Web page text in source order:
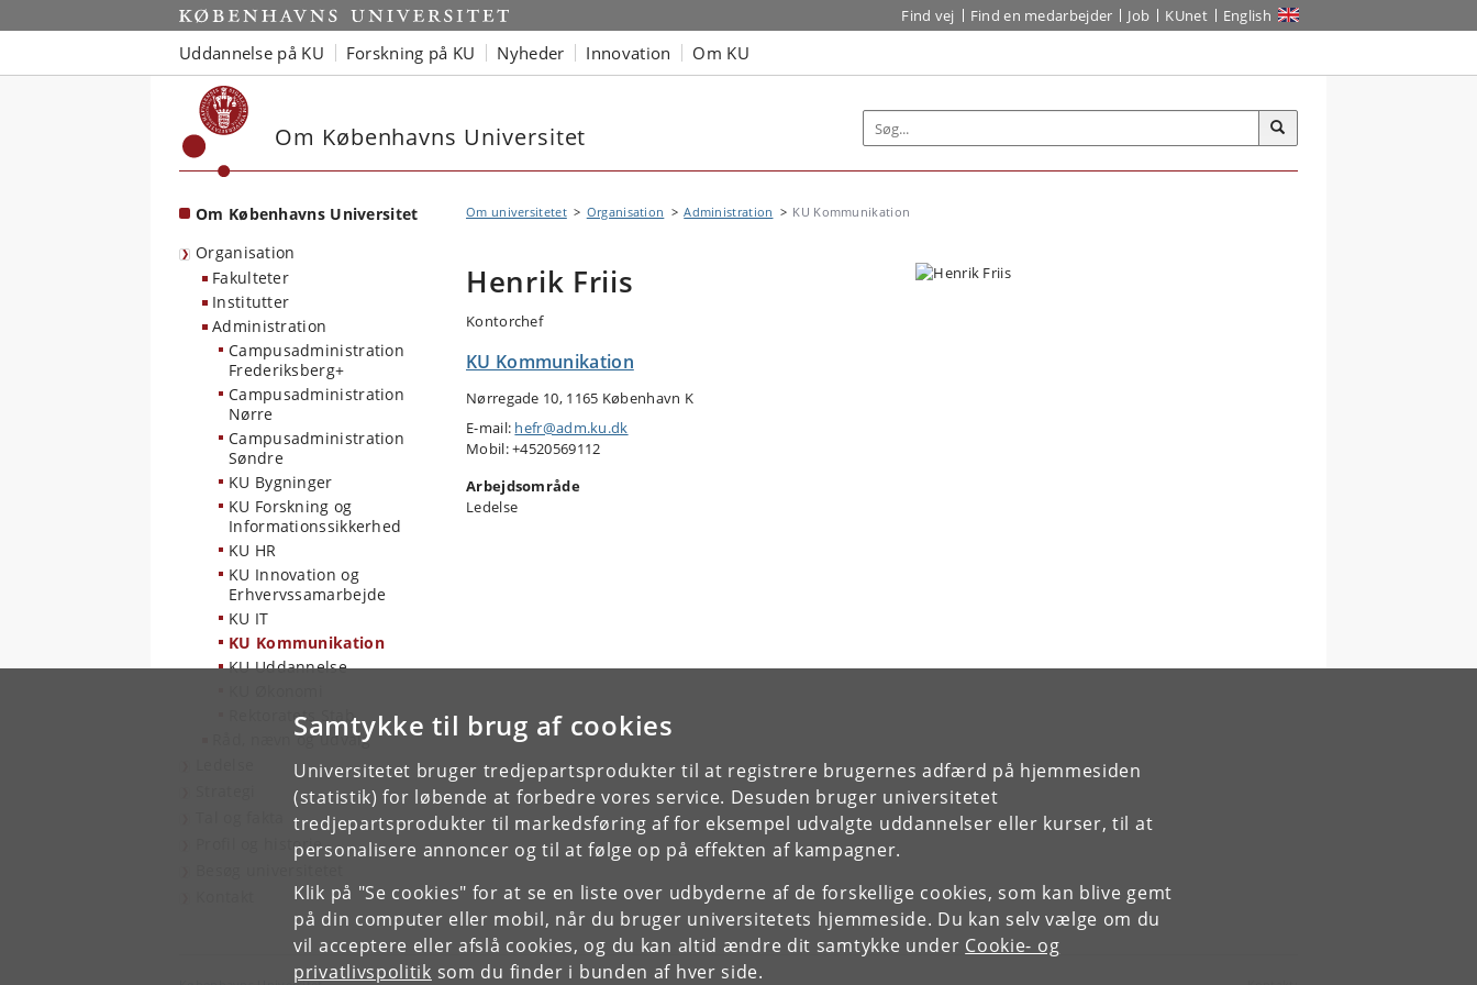
Samtykke til brug af cookies
Universitetet bruger tredjepartsprodukter til at registrere brugernes adfærd på hjemmesiden
(statistik) for løbende at forbedre vores service. Desuden bruger universitetet
tredjepartsprodukter til markedsføring af for eksempel udvalgte uddannelser eller kurser, til at
personalisere annoncer og til at følge op på effekten af kampagner.
Klik på "Se cookies" for at se en liste over udbyderne af de forskellige cookies, som kan blive gemt
på din computer eller mobil, når du bruger universitetets hjemmeside. Du kan selv vælge om du
vil acceptere eller afslå cookies, og du kan altid ændre dit samtykke under Cookie- og
privatlivspolitik som du finder i bunden af hver side.
Start Find vej Find en medarbejder Job KUnet English
Uddannelse på KU Forskning på KU Nyheder Innovation Om KU
Om Københavns Universitet
Om Københavns Universitet
Organisation
Fakulteter
Institutter
Administration
Campusadministration
Frederiksberg+
Campusadministration
Nørre
Campusadministration
Søndre
KU Bygninger
KU Forskning og
Informationssikkerhed
KU HR
KU Innovation og
Erhvervssamarbejde
KU IT
KU Kommunikation
KU Uddannelse
Rektoratets Stab
Råd, nævn og udvalg
Profil og historie
Om universitetet Organisation Administration KU Kommunikation
Henrik Friis
Kontorchef
KU Kommunikation
Nørregade 10, 1165 København K
E-mail: hefr@adm.ku.dk
Mobil: +4520569112
Arbejdsområde
Ledelse